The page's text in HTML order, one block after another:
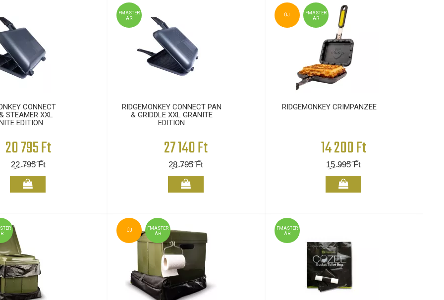
CONNECT
STEAMER XXL
EDITION
20 795 Ft
22 795Ft
FMASTER
ÁR
RIDGEMONKEY CONNECT PAN
& GRIDDLE XXL GRANITE
EDITION
27 140 Ft
28 795Ft
FMASTER
ÁR
ÚJ
RIDGEMONKEY CRIMPANZEE
14 200 Ft
15 995Ft
FMASTER
ÁR
ÚJ
FMASTER
ÁR